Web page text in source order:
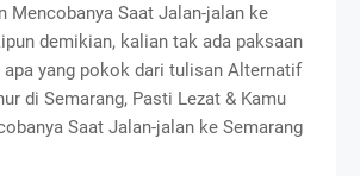
Mencobanya Saat Jalan-jalan ke
demikian, kalian tak ada paksaan
yang pokok dari tulisan Alternatif
di Semarang, Pasti Lezat & Kamu
Saat Jalan-jalan ke Semarang